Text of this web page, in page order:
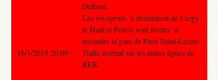
Defense.
Les voyageurs `a destination de Cergy
le Haut et Poissy sont invites `a
rejoindre la gare de Paris Saint-Lazare.
Trafic normal sur les autres lignes de
RER.
16/1/2015 20:09